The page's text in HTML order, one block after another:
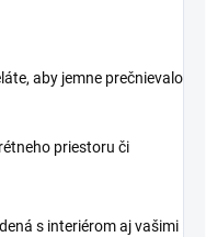
aby jemne prečnievalo
priestoru či
s interiérom aj vašimi